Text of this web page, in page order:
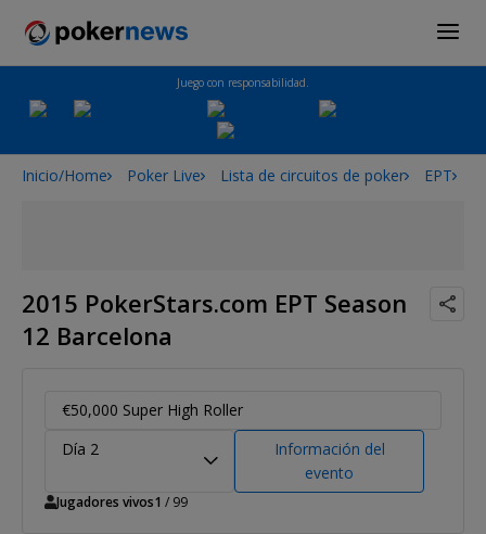
Juego con responsabilidad.
Inicio/Home Poker Live Lista de circuitos de poker EPT
2015 PokerStars.com EPT Season
12 Barcelona
€50,000 Super High Roller
Día 2
Información del
evento
Jugadores vivos1 / 99